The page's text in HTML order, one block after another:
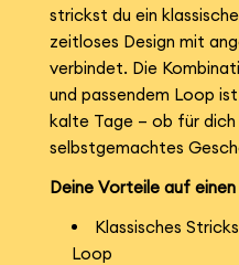
strickst du ein
zeitloses Design mit
verbindet. Die
und passendem Loop
kalte Tage – ob für
selbstgemachtes
Deine Vorteile auf
Klassisches
Loop